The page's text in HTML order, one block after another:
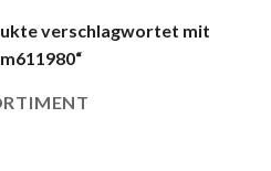
verschlagwortet mit